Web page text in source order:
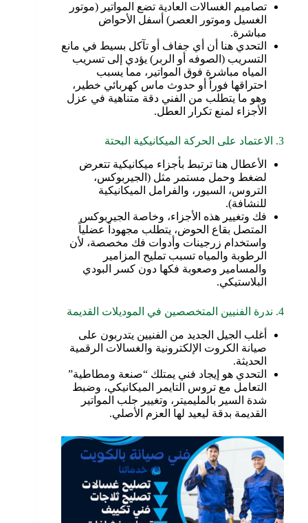
تصاميم الغسالات العادية تضع المواتير (موتور
الغسيل وموتور العصر) أسفل الأحواض
مباشرة.
التحدي هنا أن أي جفاف أو تآكل بسيط في مانع
التسريب (الصوفه أو الربر) يؤدي إلى تسريب
المياه مباشرة فوق المواتير، مما يسبب
احتراقها فوراً أو حدوث ماس كهربائي خطير،
وهو ما يتطلب من الفني دقة متناهية في عزل
الأجزاء لمنع تكرار العطل.
3. الاعتماد على الحركة الميكانيكية البحتة
الأعطال هنا ترتبط بأجزاء ميكانيكية تتعرض
لضغط وحمل مستمر مثل (الجيربوكس،
التروس، السيور، والفرامل الميكانيكية
للنشافة).
فك وتغيير هذه الأجزاء، وخاصة الجيربوكس
المتصل بقاع الحوض، يتطلب مجهوداً عضلياً
واستخدام زرجينات وأدوات فك مخصصة، لأن
الرطوبة والمياه تسبب تمليح المزامير
والمسامير وصعوبة فكها دون كسر البودي
البلاستيكي.
4. ندرة الفنيين المتخصصين في الموديلات القديمة
أغلب الجيل الجديد من الفنيين يتدربون على
صيانة الكروت الإلكترونية والغسالات الرقمية
الحديثة.
التحدي هو إيجاد فني يمتلك “صنعة ومطاطية”
التعامل مع تروس التايمر الميكانيكي، وضبط
شدة السير بالمليميتر، وتغيير جلب المواتير
القديمة بدقة ليعيد لها العزم الأصلي.